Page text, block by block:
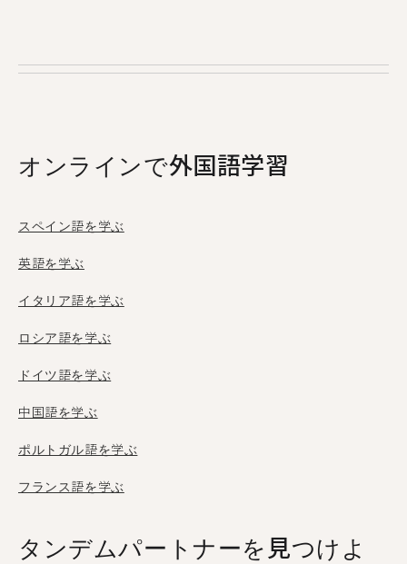
がTandemにアクセスし、そのうち18人がブラザ
ビルから利用しています。
オンラインで外国語学習
スペイン語を学ぶ
英語を学ぶ
イタリア語を学ぶ
ロシア語を学ぶ
ドイツ語を学ぶ
中国語を学ぶ
ポルトガル語を学ぶ
フランス語を学ぶ
タンデムパートナーを見つけよ